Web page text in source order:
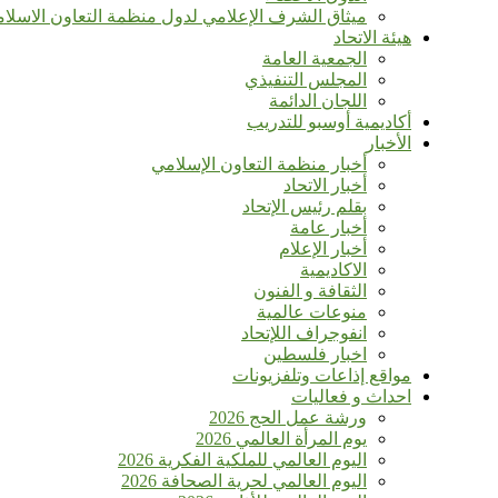
ميثاق الشرف الإعلامي لدول منظمة التعاون
هيئة الاتحاد
الجمعية العامة
المجلس التنفيذي
اللجان الدائمة
أكاديمية أوسبو للتدريب
الأخبار
أخبار منظمة التعاون الإسلامي
أخبار الاتحاد
بقلم رئيس الإتحاد
أخبار عامة
أخبار الإعلام
الاكاديمية
الثقافة و الفنون
منوعات عالمية
انفوجراف اللإتحاد
اخبار فلسطين
مواقع إذاعات وتلفزيونات
احداث و فعاليات
ورشة عمل الحج 2026
يوم المرأة العالمي 2026
اليوم العالمي للملكية الفكرية 2026
اليوم العالمي لحرية الصحافة 2026